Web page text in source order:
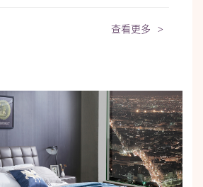
查看更多 >